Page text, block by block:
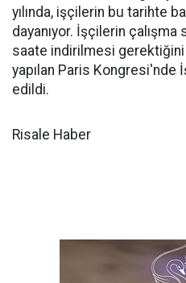
yılında, işçilerin bu tarihte
dayanıyor. İşçilerin
saate indirilmesi
yapılan Paris Kongresi'nde
edildi.
Risale Haber